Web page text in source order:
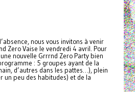
nous vous invitons à venir
Zero Vaise le vendredi 4 avril. Pour
nouvelle Grrrnd Zero Party bien
: 5 groupes ayant de la
d’autres dans les pattes…), plein
un peu des habitudes) et de la